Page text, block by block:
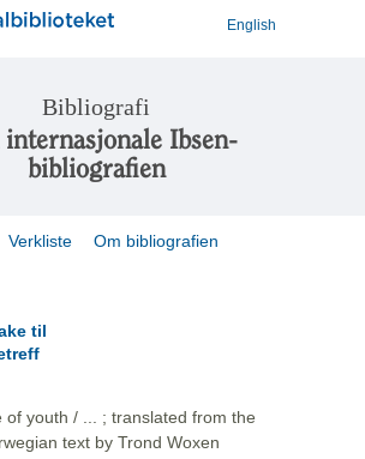
English
Bibliografi
internasjonale Ibsen-
bibliografien
Verkliste Om bibliografien
til
of youth / ... ; translated from the
text by Trond Woxen